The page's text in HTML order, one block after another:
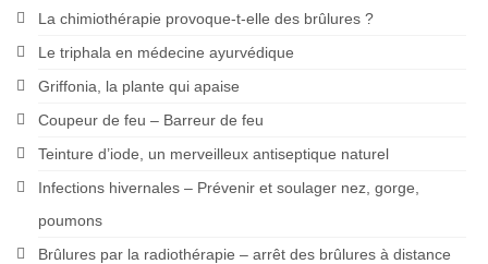
La chimiothérapie provoque-t-elle des brûlures ?
Le triphala en médecine ayurvédique
Griffonia, la plante qui apaise
Coupeur de feu – Barreur de feu
Teinture d’iode, un merveilleux antiseptique naturel
Infections hivernales – Prévenir et soulager nez, gorge,
poumons
Brûlures par la radiothérapie – arrêt des brûlures à distance